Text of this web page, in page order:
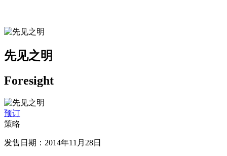
先见之明
Foresight
预订
策略
发售日期：2014年11月28日